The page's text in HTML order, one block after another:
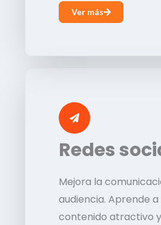
Ver más
Redes
Mejora la
audiencia. Aprende
contenido atractivo